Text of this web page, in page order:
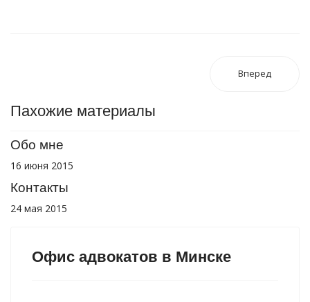
Вперед
Пахожие материалы
Обо мне
16 июня 2015
Контакты
24 мая 2015
Офис адвокатов в Минске